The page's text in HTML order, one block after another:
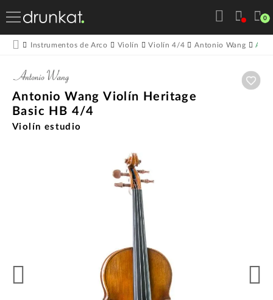
0
Instrumentos de Arco Violín Violín 4/4 Antonio Wang
Antonio Wang Violín Heritage
Basic HB 4/4
Violín estudio